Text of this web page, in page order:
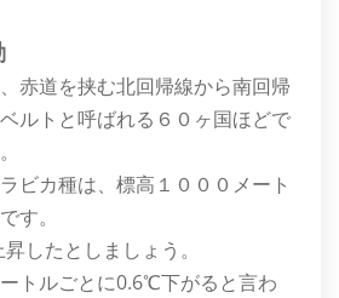
赤道を挟む北回帰線から南回帰
ルトと呼ばれる６０ヶ国ほどで
ビカ種は、標高１０００メート
す。
したとしましょう。
トルごとに0.6℃下がると言わ